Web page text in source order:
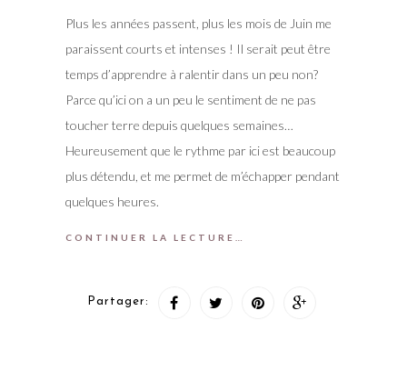
Plus les années passent, plus les mois de Juin me
paraissent courts et intenses ! Il serait peut être
temps d’apprendre à ralentir dans un peu non?
Parce qu’ici on a un peu le sentiment de ne pas
toucher terre depuis quelques semaines…
Heureusement que le rythme par ici est beaucoup
plus détendu, et me permet de m’échapper pendant
quelques heures.
CONTINUER LA LECTURE…
Partager: